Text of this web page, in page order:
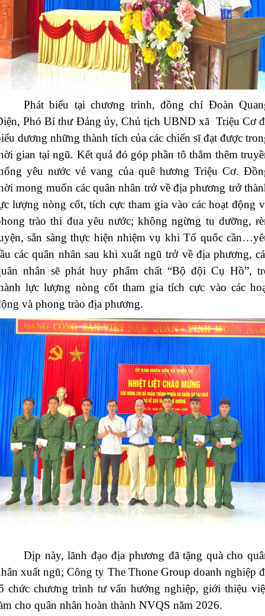
Phát biểu tại chương trình, đồng chí Đoàn
Phó Bí thư Đảng ủy, Chủ tịch UBND xã Triệu Cơ
dương những thành tích của các chiến sĩ đạt được
gian tại ngũ. Kết quả đó góp phần tô thắm thêm
yêu nước vẻ vang của quê hương Triệu Cơ.
mong muốn các quân nhân trở về địa phương trở
lượng nòng cốt, tích cực tham gia vào các hoạt động
trào thi đua yêu nước; không ngừng tu dưỡng,
sẵn sàng thực hiện nhiệm vụ khi Tổ quốc
các quân nhân sau khi xuất ngũ trở về địa phương,
nhân sẽ phát huy phẩm chất “Bộ đội Cụ Hồ”,
lực lượng nòng cốt tham gia tích cực vào các
và phong trào địa phương.
Dịp này, lãnh đạo địa phương đã tặng quà cho
xuất ngũ; Công ty The Thone Group doanh nghiệp
chức chương trình tư vấn hướng nghiệp, giới thiệu
cho quân nhân hoàn thành NVQS năm 2026.